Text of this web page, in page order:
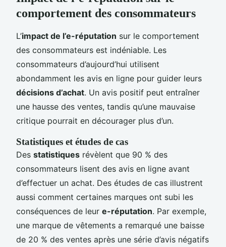
comportement des consommateurs
L’impact de l’e-réputation sur le comportement
des consommateurs est indéniable. Les
consommateurs d’aujourd’hui utilisent
abondamment les avis en ligne pour guider leurs
décisions d’achat. Un avis positif peut entraîner
une hausse des ventes, tandis qu’une mauvaise
critique pourrait en décourager plus d’un.
Statistiques et études de cas
Des statistiques révèlent que 90 % des
consommateurs lisent des avis en ligne avant
d’effectuer un achat. Des études de cas illustrent
aussi comment certaines marques ont subi les
conséquences de leur e-réputation. Par exemple,
une marque de vêtements a remarqué une baisse
de 20 % des ventes après une série d’avis négatifs